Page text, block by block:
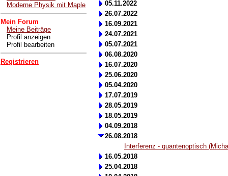
Moderne Physik mit Maple
Mein Forum
Meine Beiträge
Profil anzeigen
Profil bearbeiten
Registrieren
05.11.2022
26.07.2022
16.09.2021
24.07.2021
05.07.2021
06.08.2020
16.07.2020
25.06.2020
05.04.2020
17.07.2019
28.05.2019
18.05.2019
04.09.2018
26.08.2018
Interferenz - quantenoptisch
16.05.2018
25.04.2018